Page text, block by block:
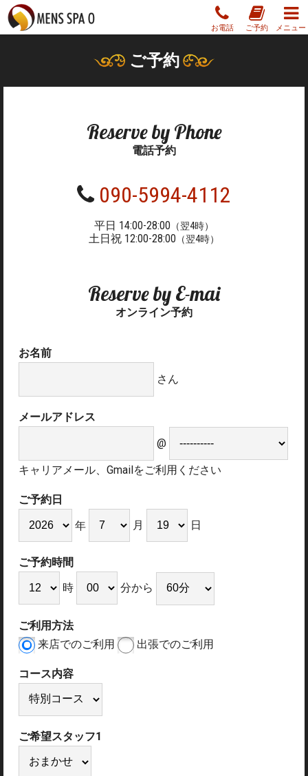
ご予約
お電話 メニュー
ご予約
Reserve by Phone
電話予約
090-5994-4112
平日 14:00-28:00 （翌4時）
土日祝 12:00-28:00 （翌4時）
Reserve by E-mai
オンライン予約
お名前
さん
メールアドレス
@
キャリアメール、Gmailをご利用ください
ご予約日
年 月 日
ご予約時間
時
分から
ご利用方法
来店でのご利用
出張でのご利用
コース内容
ご希望スタッフ1